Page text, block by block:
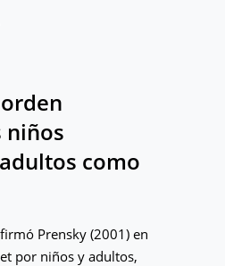
niños
como
Prensky (2001) en
por niños y adultos,